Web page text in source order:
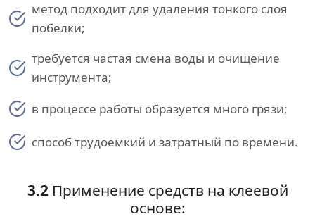
метод подходит для удаления тонкого слоя
побелки;
требуется частая смена воды и очищение
инструмента;
в процессе работы образуется много грязи;
способ трудоемкий и затратный по времени.
3.2Применение средств на клеевой
основе: